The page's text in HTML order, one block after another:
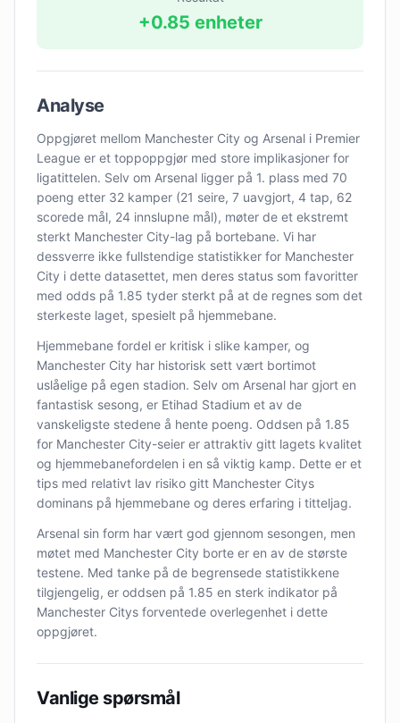
+0.85 enheter
Analyse
Oppgjøret mellom Manchester City og Arsenal i Premier
League er et toppoppgjør med store implikasjoner for
ligatittelen. Selv om Arsenal ligger på 1. plass med 70
poeng etter 32 kamper (21 seire, 7 uavgjort, 4 tap, 62
scorede mål, 24 innslupne mål), møter de et ekstremt
sterkt Manchester City-lag på bortebane. Vi har
dessverre ikke fullstendige statistikker for Manchester
City i dette datasettet, men deres status som favoritter
med odds på 1.85 tyder sterkt på at de regnes som det
sterkeste laget, spesielt på hjemmebane.
Hjemmebane fordel er kritisk i slike kamper, og
Manchester City har historisk sett vært bortimot
uslåelige på egen stadion. Selv om Arsenal har gjort en
fantastisk sesong, er Etihad Stadium et av de
vanskeligste stedene å hente poeng. Oddsen på 1.85
for Manchester City-seier er attraktiv gitt lagets kvalitet
og hjemmebanefordelen i en så viktig kamp. Dette er et
tips med relativt lav risiko gitt Manchester Citys
dominans på hjemmebane og deres erfaring i titteljag.
Arsenal sin form har vært god gjennom sesongen, men
møtet med Manchester City borte er en av de største
testene. Med tanke på de begrensede statistikkene
tilgjengelig, er oddsen på 1.85 en sterk indikator på
Manchester Citys forventede overlegenhet i dette
oppgjøret.
Vanlige spørsmål